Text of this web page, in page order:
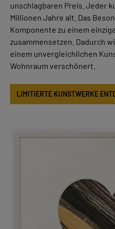
unschlagbaren Preis. Jeder
Millionen Jahre alt. Das
Komponente zu einem
zusammensetzen. Dadurch
einem unvergleichlichen
Wohnraum verschönert.
LIMITIERTE KUNSTWERKE